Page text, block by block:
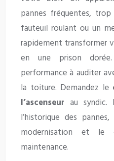
pannes fréquentes,
fauteuil roulant ou un
rapidement transformer
en une prison
performance à auditer
la toiture. Demandez le
l’ascenseur au syndic.
l’historique des
modernisation et
maintenance.